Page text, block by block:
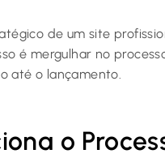
de um site
é mergulhar no
até o lançamento.
o